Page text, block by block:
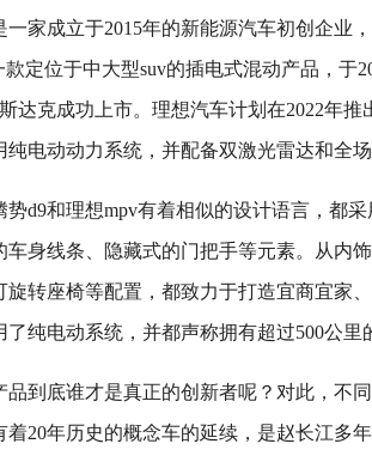
一家成立于2015年的新能源汽车初创企
款定位于中大型suv的插电式混动产品，于
达克成功上市。理想汽车计划在2022年
纯电动动力系统，并配备双激光雷达和全
势d9和理想mpv有着相似的设计语言，都
车身线条、隐藏式的门把手等元素。从内
旋转座椅等配置，都致力于打造宜商宜家
了纯电动系统，并都声称拥有超过500公里
品到底谁才是真正的创新者呢？对此，不
着20年历史的概念车的延续，是赵长江多